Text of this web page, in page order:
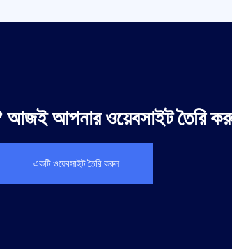
আজই আপনার ওয়েবসাইট তৈরি
একটি ওয়েবসাইট তৈরি করুন